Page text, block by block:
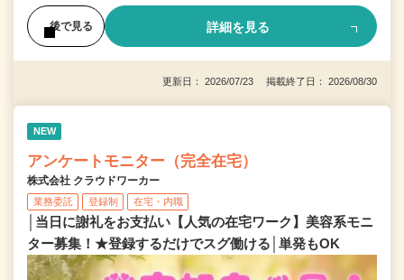
後で見る 詳細を見る
更新日： 2026/07/23 掲載終了日： 2026/08/30
NEW
アンケートモニター（完全在宅）
株式会社 クラウドワーカー
業務委託 登録制 在宅・内職
│当日に謝礼をお支払い【人気の在宅ワーク】美容系モニ
ター募集！★登録するだけでスグ働ける│単発もOK